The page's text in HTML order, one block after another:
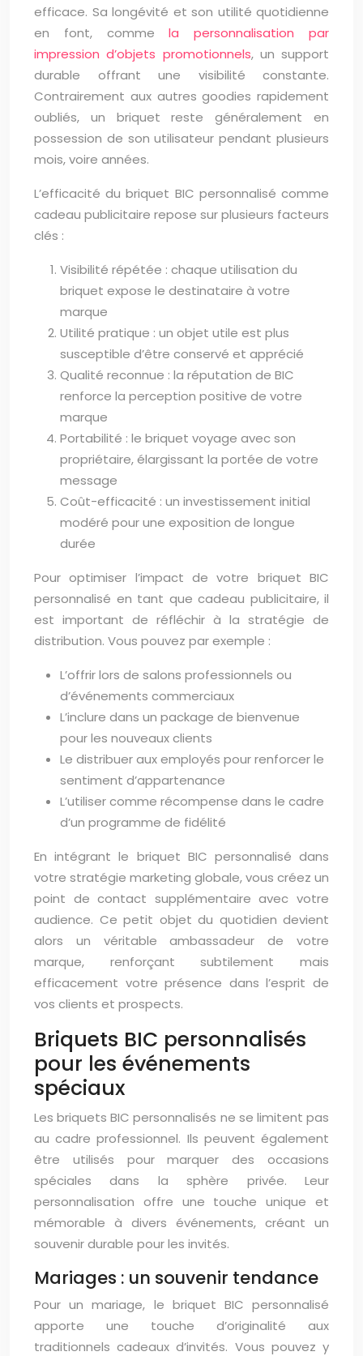
efficace. Sa longévité et son utilité quotidienne
en font, commela personnalisation par
impression d’objets promotionnels, un support
durable offrant une visibilité constante.
Contrairement aux autres goodies rapidement
oubliés, un briquet reste généralement en
possession de son utilisateur pendant plusieurs
mois, voire années.
L’efficacité du briquet BIC personnalisé comme
cadeau publicitaire repose sur plusieurs facteurs
clés :
Visibilité répétée : chaque utilisation du
briquet expose le destinataire à votre
marque
Utilité pratique : un objet utile est plus
susceptible d’être conservé et apprécié
Qualité reconnue : la réputation de BIC
renforce la perception positive de votre
marque
Portabilité : le briquet voyage avec son
propriétaire, élargissant la portée de votre
message
Coût-efficacité : un investissement initial
modéré pour une exposition de longue
durée
Pour optimiser l’impact de votre briquet BIC
personnalisé en tant que cadeau publicitaire, il
est important de réfléchir à la stratégie de
distribution. Vous pouvez par exemple :
L’offrir lors de salons professionnels ou
d’événements commerciaux
L’inclure dans un package de bienvenue
pour les nouveaux clients
Le distribuer aux employés pour renforcer le
sentiment d’appartenance
L’utiliser comme récompense dans le cadre
d’un programme de fidélité
En intégrant le briquet BIC personnalisé dans
votre stratégie marketing globale, vous créez un
point de contact supplémentaire avec votre
audience. Ce petit objet du quotidien devient
alors un véritable ambassadeur de votre
marque, renforçant subtilement mais
efficacement votre présence dans l’esprit de
vos clients et prospects.
Briquets BIC personnalisés
pour les événements
spéciaux
Les briquets BIC personnalisés ne se limitent pas
au cadre professionnel. Ils peuvent également
être utilisés pour marquer des occasions
spéciales dans la sphère privée. Leur
personnalisation offre une touche unique et
mémorable à divers événements, créant un
souvenir durable pour les invités.
Mariages : un souvenir tendance
Pour un mariage, le briquet BIC personnalisé
apporte une touche d’originalité aux
traditionnels cadeaux d’invités. Vous pouvez y